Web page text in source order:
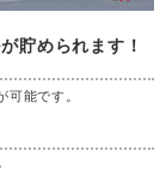
貯められます！
能です。